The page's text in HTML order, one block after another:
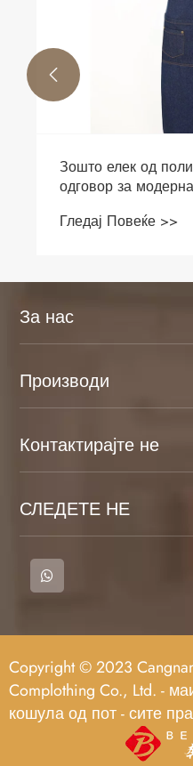
Кои се стиловите

За нас
Производи
Контактирајте не
СЛЕДЕТЕ НЕ
Copyright © 2023
Complothing Co., Ltd. -
кошула од пот - сите